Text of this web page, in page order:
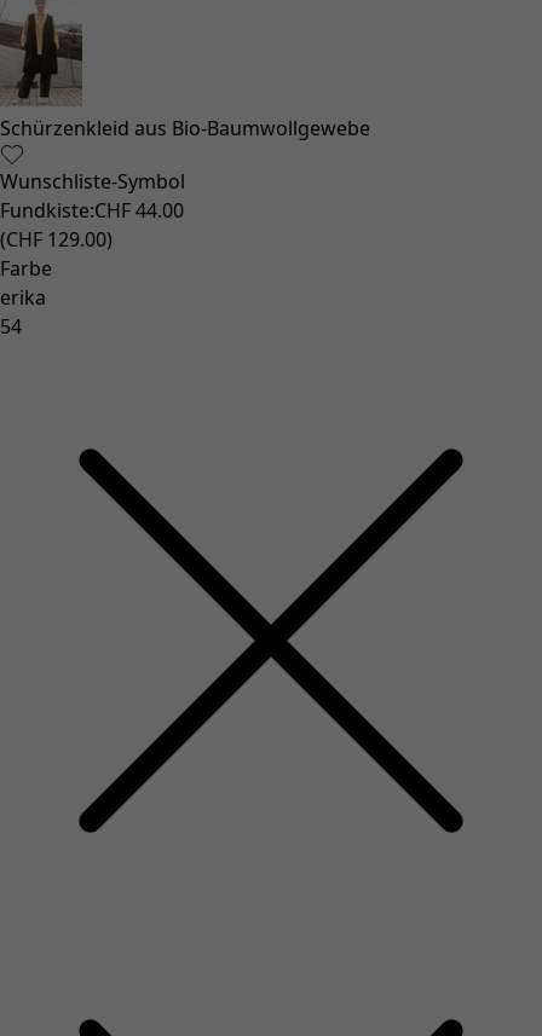
Schürzenkleid aus Bio-Baumwollgewebe
Wunschliste-Symbol
Fundkiste:CHF 44.00
(CHF 129.00)
Farbe
erika
54